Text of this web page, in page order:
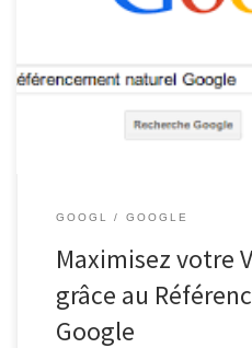
référencement sur Google est
entreprise cherchant à accroître
être bien positionné dans ses
GOOGL GOOGLE
Maximisez votre
grâce au
Google